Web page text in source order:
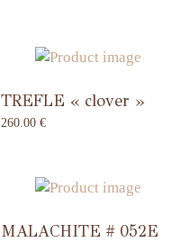
TREFLE « clover »
260.00 €
MALACHITE # 052E